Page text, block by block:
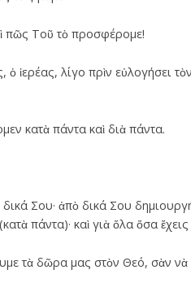
πῶς Τοῦ τὸ προσφέρομε!
ὁ ἱερέας, λίγο πρὶν εὐλογήσει
κατὰ πάντα καὶ διὰ πάντα.
δικά Σου· ἀπὸ δικά Σου
πάντα)· καὶ γιὰ ὅλα ὅσα
τὰ δῶρα μας στὸν Θεό, σὰν